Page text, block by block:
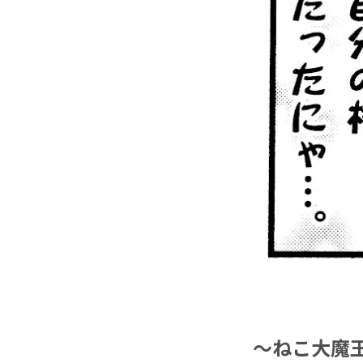
～ねこ大魔